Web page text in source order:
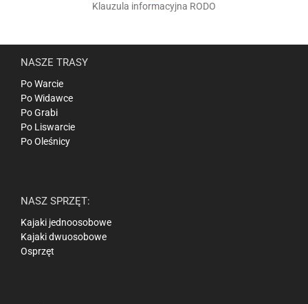
Klauzula informacyjna RODO
NASZE TRASY
Po Warcie
Po Widawce
Po Grabi
Po Liswarcie
Po Oleśnicy
NASZ SPRZĘT:
Kajaki jednoosobowe
Kajaki dwuosobowe
Osprzęt